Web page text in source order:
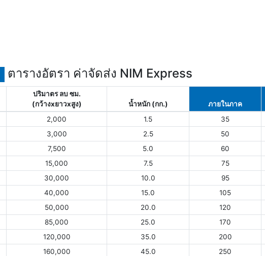
ตารางอัตรา ค่าจัดส่ง NIM Express
ปริมาตร ลบ ซม.
(กว้างxยาวxสูง)
น้ำหนัก (กก.) ภายในภาค
2,000 1.5 35
3,000 2.5 50
7,500 5.0 60
15,000 7.5 75
30,000 10.0 95
40,000 15.0 105
50,000 20.0 120
85,000 25.0 170
120,000 35.0 200
160,000 45.0 250